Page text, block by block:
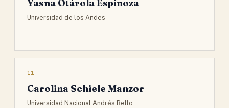
Yasna Otárola Espinoza
Universidad de los Andes
11
Carolina Schiele Manzor
Universidad Nacional Andrés Bello